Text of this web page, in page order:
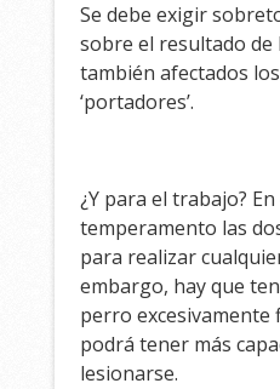
Se debe exigir
sobre el resultado de
también afectados
‘portadores’.
¿Y para el trabajo?
temperamento las
para realizar
embargo, hay que
perro excesivamente
podrá tener más
lesionarse.